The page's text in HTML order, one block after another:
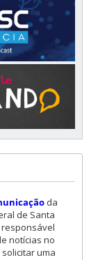
da
de Santa
notícias no
solicitar uma